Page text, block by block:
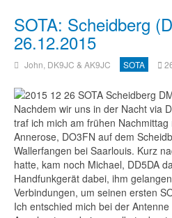
SOTA: Scheidberg
26.12.2015
John, DK9JC & AK9JC SOTA
Nachdem wir uns in der Nacht via
traf ich mich am frühen Nachmittag
Annerose, DO3FN auf dem
Wallerfangen bei Saarlouis. Kurz
hatte, kam noch Michael, DD5DA
Handfunkgerät dabei, ihm
Verbindungen, um seinen ersten
Ich entschied mich bei der